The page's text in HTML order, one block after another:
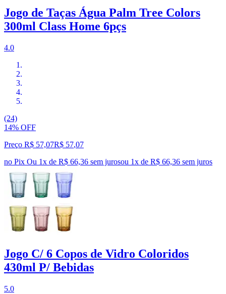
Jogo de Taças Água Palm Tree Colors
300ml Class Home 6pçs
4.0
(24)
14% OFF
Preço R$ 57,07R$ 57,07
no Pix Ou 1x de R$ 66,36 sem jurosou 1x de R$ 66,36 sem juros
Jogo C/ 6 Copos de Vidro Coloridos
430ml P/ Bebidas
5.0